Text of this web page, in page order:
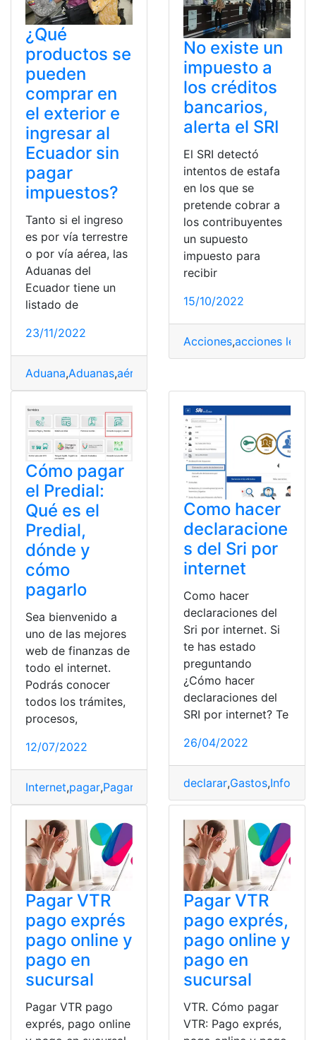
¿Qué
productos se
pueden
comprar en
el exterior e
ingresar al
Ecuador sin
pagar
impuestos?
Tanto si el ingreso
es por vía terrestre
o por vía aérea, las
Aduanas del
Ecuador tiene un
listado de
23/11/2022
Aduana,Aduanas,aérea
No existe un
impuesto a
los créditos
bancarios,
alerta el SRI
El SRI detectó
intentos de estafa
en los que se
pretende cobrar a
los contribuyentes
un supuesto
impuesto para
recibir
15/10/2022
Acciones,acciones
Cómo pagar
el Predial:
Qué es el
Predial,
dónde y
cómo
pagarlo
Sea bienvenido a
uno de las mejores
web de finanzas de
todo el internet.
Podrás conocer
todos los trámites,
procesos,
12/07/2022
Internet,pagar,Pagar el Predial,Pagar impuestos,
Como hacer
declaracione
s del Sri por
internet
Como hacer
declaraciones del
Sri por internet. Si
te has estado
preguntando
¿Cómo hacer
declaraciones del
SRI por internet? Te
26/04/2022
declarar,Gastos,
Pagar VTR
pago exprés
pago online y
pago en
sucursal
Pagar VTR pago
exprés, pago online
Pagar VTR
pago exprés,
pago online y
pago en
sucursal
VTR. Cómo pagar
VTR: Pago exprés,